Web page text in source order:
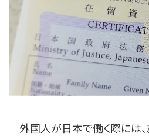
外国人が日本で働く際には